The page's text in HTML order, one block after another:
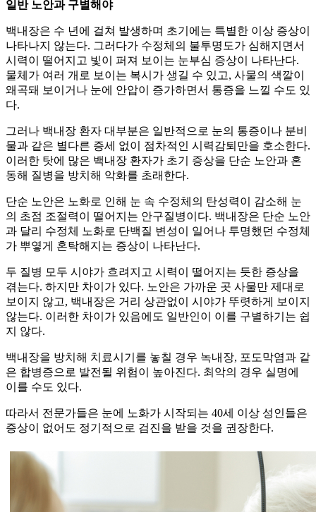
일반 노안과 구별해야
백내장은 수 년에 걸쳐 발생하며 초기에는 특별한 이상 증상이
나타나지 않는다. 그러다가 수정체의 불투명도가 심해지면서
시력이 떨어지고 빛이 퍼져 보이는 눈부심 증상이 나타난다.
물체가 여러 개로 보이는 복시가 생길 수 있고, 사물의 색깔이
왜곡돼 보이거나 눈에 안압이 증가하면서 통증을 느낄 수도 있
다.
그러나 백내장 환자 대부분은 일반적으로 눈의 통증이나 분비
물과 같은 별다른 증세 없이 점차적인 시력감퇴만을 호소한다.
이러한 탓에 많은 백내장 환자가 초기 증상을 단순 노안과 혼
동해 질병을 방치해 악화를 초래한다.
단순 노안은 노화로 인해 눈 속 수정체의 탄성력이 감소해 눈
의 초점 조절력이 떨어지는 안구질병이다. 백내장은 단순 노안
과 달리 수정체 노화로 단백질 변성이 일어나 투명했던 수정체
가 뿌옇게 혼탁해지는 증상이 나타난다.
두 질병 모두 시야가 흐려지고 시력이 떨어지는 듯한 증상을
겪는다. 하지만 차이가 있다. 노안은 가까운 곳 사물만 제대로
보이지 않고, 백내장은 거리 상관없이 시야가 뚜렷하게 보이지
않는다. 이러한 차이가 있음에도 일반인이 이를 구별하기는 쉽
지 않다.
백내장을 방치해 치료시기를 놓칠 경우 녹내장, 포도막염과 같
은 합병증으로 발전될 위험이 높아진다. 최악의 경우 실명에
이를 수도 있다.
따라서 전문가들은 눈에 노화가 시작되는 40세 이상 성인들은
증상이 없어도 정기적으로 검진을 받을 것을 권장한다.